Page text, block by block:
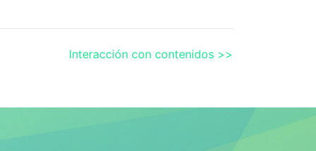
Interacción con contenidos >>